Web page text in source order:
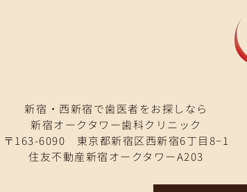
新宿・西新宿で歯医者をお探しなら
新宿オークタワー歯科クリニック
〒163-6090 東京都新宿区西新宿6丁目8−1
住友不動産新宿オークタワーA203